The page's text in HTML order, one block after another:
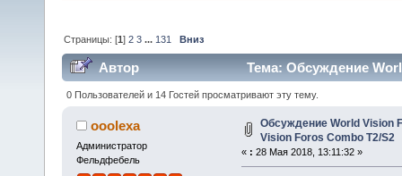
Страницы: [1]2 3 ... 131 Вниз
Автор
Тема: Обсуждение
(Прочитано 1484130 раз)
0 Пользователей и 14 Гостей просматривают эту тему.
ooolexa
Администратор
Фельдфебель
Обсуждение World Vision
Vision Foros Combo T2/S2
« : 28 Мая 2018, 13:11:32 »